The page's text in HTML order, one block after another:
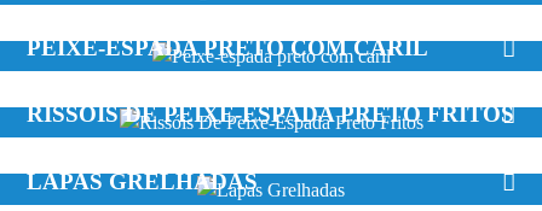
PEIXE-ESPADA PRETO COM CARIL
RISSÓIS DE PEIXE-ESPADA PRETO FRITOS
LAPAS GRELHADAS